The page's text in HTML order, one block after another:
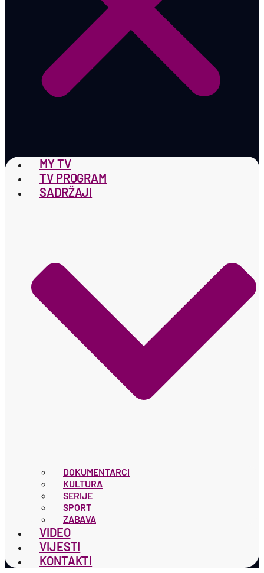
MY TV
TV PROGRAM
SADRŽAJI
DOKUMENTARCI
KULTURA
SERIJE
SPORT
ZABAVA
VIDEO
VIJESTI
KONTAKTI